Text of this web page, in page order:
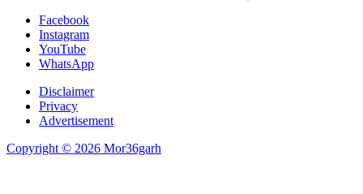
Facebook
Instagram
YouTube
WhatsApp
Disclaimer
Privacy
Advertisement
Copyright © 2026 Mor36garh